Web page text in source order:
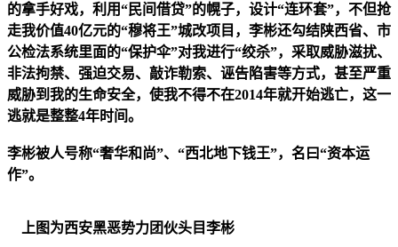
的拿手好戏，利用“民间借贷”的幌子，设计“连环套”，不但抢
走我价值40亿元的“穆将王”城改项目，李彬还勾结陕西省、市
公检法系统里面的“保护伞”对我进行“绞杀”，采取威胁滋扰、
非法拘禁、强迫交易、敲诈勒索、诬告陷害等方式，甚至严重
威胁到我的生命安全，使我不得不在2014年就开始逃亡，这一
逃就是整整4年时间。
李彬被人号称“奢华和尚”、“西北地下钱王”，名曰“资本运
作”。
上图为西安黑恶势力团伙头目李彬